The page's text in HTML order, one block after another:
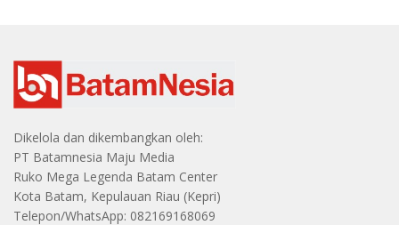
Dikelola dan dikembangkan oleh:
PT Batamnesia Maju Media
Ruko Mega Legenda Batam Center
Kota Batam, Kepulauan Riau (Kepri)
Telepon/WhatsApp: 082169168069